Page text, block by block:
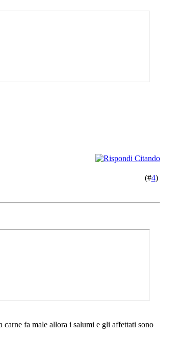
(#4)
fa male allora i salumi e gli affettati sono